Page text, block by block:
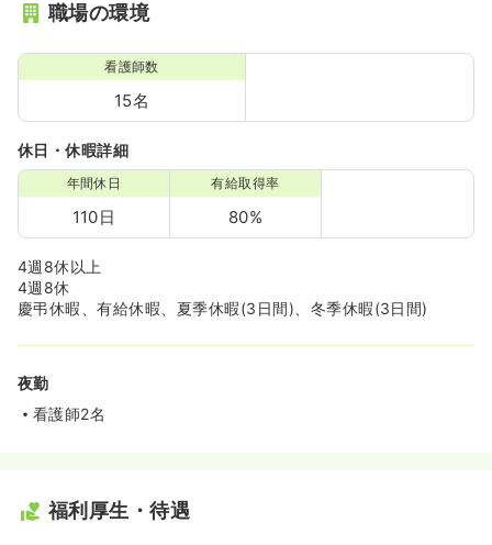
職場の環境
看護師数
15名
休日・休暇詳細
年間休日
110日
有給取得率
80%
4週8休以上
4週8休
慶弔休暇、有給休暇、夏季休暇(3日間)、冬季休暇(3日間)
夜勤
看護師2名
福利厚生・待遇